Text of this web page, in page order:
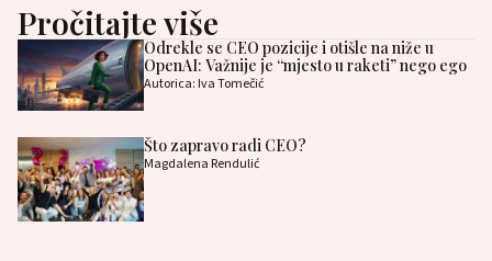
Pročitajte više
Odrekle se CEO pozicije i otišle na niže u
OpenAI: Važnije je “mjesto u raketi” nego ego
Autorica: Iva Tomečić
Što zapravo radi CEO?
Magdalena Rendulić